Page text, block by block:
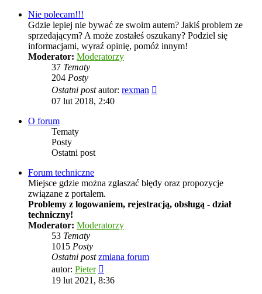
Nie polecam!!!
Gdzie lepiej nie bywać ze swoim autem? Jakiś problem ze
sprzedającym? A może zostałeś oszukany? Podziel się
informacjami, wyraź opinię, pomóż innym!
Moderator: Moderatorzy
37 Tematy
204 Posty
Ostatni postautor: rexman
07 lut 2018, 2:40
O forum
Tematy
Posty
Ostatni post
Forum techniczne
Miejsce gdzie można zgłaszać błędy oraz propozycje
związane z portalem.
Problemy z logowaniem, rejestracją, obsługą - dział
techniczny!
Moderator: Moderatorzy
53 Tematy
1015 Posty
Ostatni post zmiana forum
autor: Pieter
najnowszy
19 lut 2021, 8:36